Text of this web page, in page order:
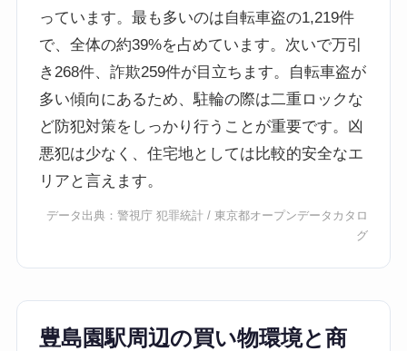
っています。最も多いのは自転車盗の1,219件
で、全体の約39%を占めています。次いで万引
き268件、詐欺259件が目立ちます。自転車盗が
多い傾向にあるため、駐輪の際は二重ロックな
ど防犯対策をしっかり行うことが重要です。凶
悪犯は少なく、住宅地としては比較的安全なエ
リアと言えます。
データ出典：警視庁 犯罪統計 /東京都オープンデータカタロ
グ
豊島園駅周辺の買い物環境と商